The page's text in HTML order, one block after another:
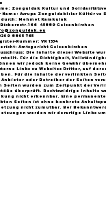
Zonguldak Kultur und
Name: Avrupa Zonguldaklılar Kültür ve
Mehmet Karakulak
45889 Gelsenkirchen
8805 765
Nummer: VR 1534
Amtsgericht Gelsenkirchen
Die Inhalte dieser Website
Für die Richtigkeit,
wir jedoch keine Gewähr
Links zu Websites Dritter, auf
Für die Inhalte der verlinkten
oder Betreiber der Seiten
Seiten wurden zum Zeitpunkt der
überprüft. Rechtswidrige Inhalte
nicht erkennbar. Eine
Seiten ist ohne konkrete
nicht zumutbar. Bei
werden wir derartige Links